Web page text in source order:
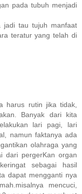
pada tubuh menjadi
jadi tau tujuh manfaat
teratur yang telah di
harus rutin jika tidak,
Banyak dari kita
lari pagi, lari
namun faktanya ada
olahraga yang
dari pergerKan organ
sebagai hasil
dapat mengganti nya
mencuci,